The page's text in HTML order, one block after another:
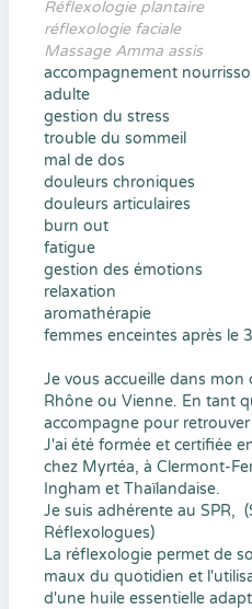
Réflexologie plantaire
réflexologie faciale
Massage Amma assis
accompagnement
adulte
gestion du stress
trouble du sommeil
mal de dos
douleurs chroniques
douleurs articulaires
burn out
fatigue
gestion des émotions
relaxation
aromathérapie
femmes enceintes après le
Je vous accueille dans mon
Rhône ou Vienne. En tant
accompagne pour
J'ai été formée et certifiée
chez Myrtéa, à Clermont-
Ingham et Thaïlandaise.
Je suis adhérente au SPR,
Réflexologues)
La réflexologie permet de
maux du quotidien et
d'une huile essentielle